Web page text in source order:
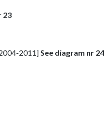
23
2011] See diagram nr 24